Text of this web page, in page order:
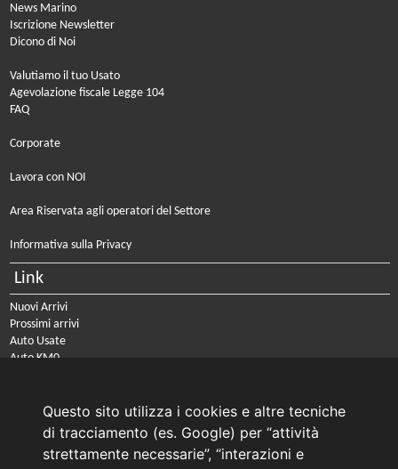
Questo sito utilizza i cookies e altre tecniche
di tracciamento (es. Google) per “attività
strettamente necessarie”, “interazioni e
News Marino
Iscrizione Newsletter
Dicono di Noi
Valutiamo il tuo Usato
Agevolazione fiscale Legge 104
FAQ
Corporate
Lavora con NOI
Area Riservata agli operatori del Settore
Informativa sulla Privacy
Link
Nuovi Arrivi
Prossimi arrivi
Auto Usate
Auto KM0
PRENOTA IL TUO INTERVENTO DI OFFICINA
PRENOTA LA REVISIONE DELLA TUA AUTO